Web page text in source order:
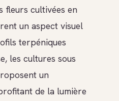
fleurs cultivées en
un aspect visuel
terpéniques
les cultures sous
un
de la lumière